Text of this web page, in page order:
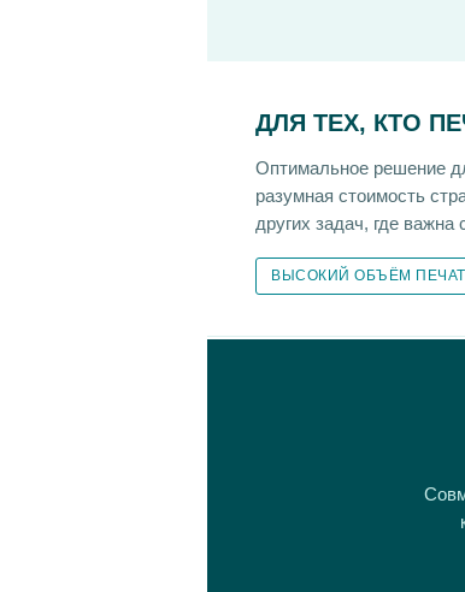
ДЛЯ ТЕХ, КТО
Оптимальное решение
разумная стоимость
других задач, где важна
ВЫСОКИЙ ОБЪЁМ